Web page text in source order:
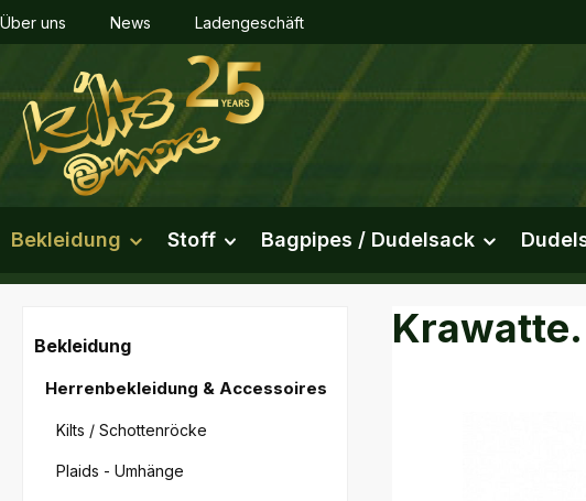
Hauptinhalt springen
Zur Suche springen
Zur Hauptnavigation springen
Über uns News Ladengeschäft
Bekleidung Stoff Bagpipes / Dudelsack
Bekleidung
Herrenbekleidung & Accessoires
Kilts / Schottenröcke
Plaids - Umhänge